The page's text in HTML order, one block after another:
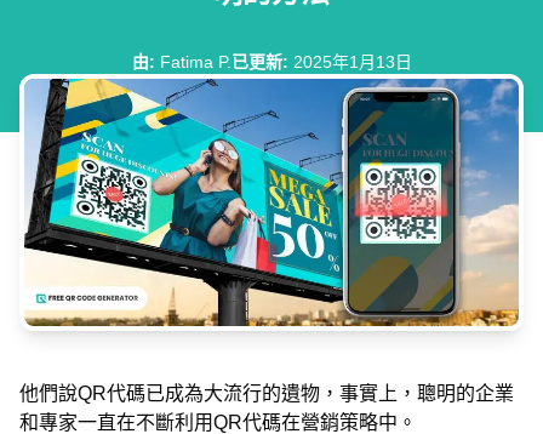
由: Fatima P.已更新: 2025年1月13日
他們說QR代碼已成為大流行的遺物，事實上，聰明的企業
和專家一直在不斷利用QR代碼在營銷策略中。